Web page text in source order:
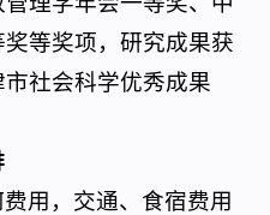
等奖项，研究成果获
社会科学优秀成果
用，交通、食宿费用